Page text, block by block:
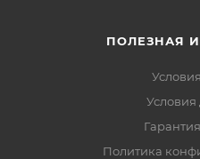
ПОЛЕЗНАЯ
Условия
Политика